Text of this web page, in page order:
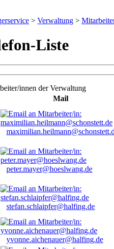
> Verwaltung >
Liste
innen der Verwaltung
Mail
peter.mayer@hoeslwang.de
stefan.schlaipfer@halfing.de
yvonne.aichenauer@halfing.de